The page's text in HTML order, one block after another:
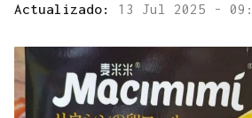
Actualizado: 13 Jul 2025 -